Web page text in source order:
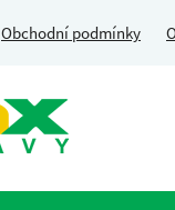
Obchodní podmínky